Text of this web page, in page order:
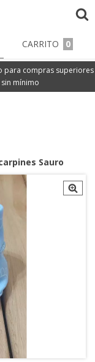
CARRITO 0
para compras superiores
mínimo
Sauro